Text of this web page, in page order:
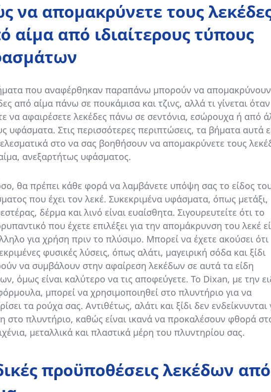
να απομακρύνετε τους
αίμα από ιδιαίτερους τύπους
που αναφέρθηκαν παραπάνω μπορούν να απομακρύνουν
από αίμα πάνω σε πουκάμισα και τζινς, αλλά τι γίνεται όταν
να αφαιρέσετε λεκέδες πάνω σε σεντόνια, εσώρουχα ή από
υφάσματα. Στις περισσότερες περιπτώσεις, τα βήματα αυτά
στο να σας βοηθήσουν να απομακρύνετε τους
ανεξαρτήτως υφάσματος.
θα πρέπει κάθε φορά να λαμβάνετε υπόψη σας το είδος
που έχει τον λεκέ. Συκεκριμένα υφάσματα, όπως μετάξι,
δέρμα και λινό είναι ευαίσθητα. Σιγουρευτείτε ότι το
που έχετε επιλέξει για την απομάκρυνση του λεκέ
για χρήση πριν το πλύσιμο. Μπορεί να έχετε ακούσει ότι
φυσικές λύσεις, όπως αλάτι, μαγειρική σόδα και ξίδι
να συμβάλουν στην αφαίρεση λεκέδων σε αυτά τα είδη
όμως είναι καλύτερο να τις αποφεύγετε. Το Dixan, με την
μπορεί να χρησιμοποιηθεί στο πλυντήριο για να
τα ρούχα σας. Αντιθέτως, αλάτι και ξίδι δεν ενδείκνυνται
στο πλυντήριο, καθώς είναι ικανά να προκαλέσουν φθορά
μεταλλικά και πλαστικά μέρη του πλυντηρίου σας.
προϋποθέσεις λεκέδων από